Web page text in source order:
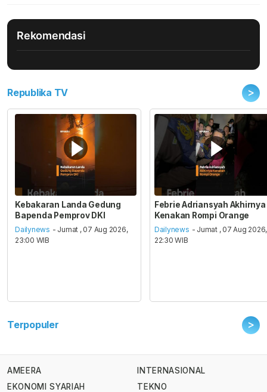
Rekomendasi
Republika TV >
Kebakaran Landa Gedung
Bapenda Pemprov DKI
Dailynews - Jumat , 07 Aug 2026,
23:00 WIB
Febrie Adriansyah Akhirnya
Kenakan Rompi Orange
Dailynews - Jumat , 07 Aug 2026,
22:30 WIB
Terpopuler >
AMEERA
EKONOMI SYARIAH
INTERNASIONAL
TEKNO